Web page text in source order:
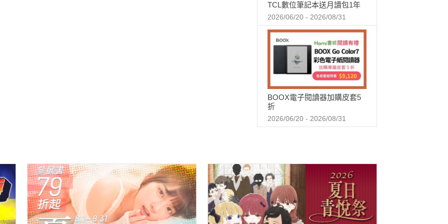
TCL數位筆記本送月讀包1年
2026/06/20 - 2026/08/31
BOOX電子閱讀器加購皮套5
折
2026/06/20 - 2026/08/31